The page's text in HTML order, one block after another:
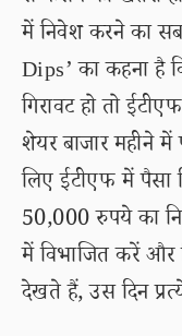
में निवेश करने का
Dips’ का कहना है
गिरावट हो तो
शेयर बाजार महीने में
लिए ईटीएफ में
50,000 रुपये का
में विभाजित करें
देखते हैं, उस दिन